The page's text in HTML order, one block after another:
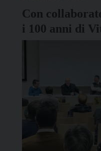
Con
i 100 anni di